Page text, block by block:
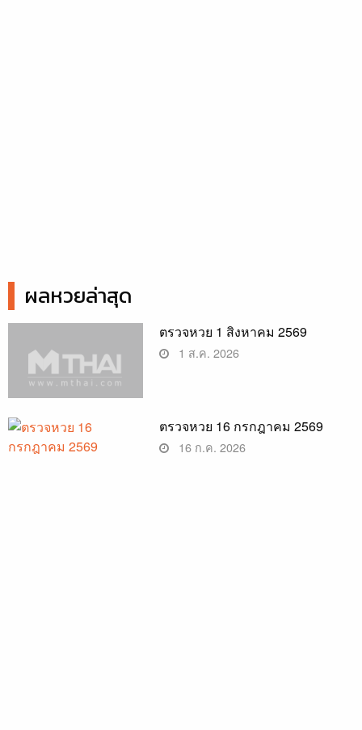
ผลหวยล่าสุด
ตรวจหวย 1 สิงหาคม 2569
1 ส.ค. 2026
ตรวจหวย 16 กรกฎาคม 2569
16 ก.ค. 2026